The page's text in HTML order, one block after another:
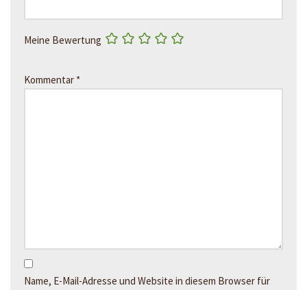
Meine Bewertung
Kommentar *
Name, E-Mail-Adresse und Website in diesem Browser für